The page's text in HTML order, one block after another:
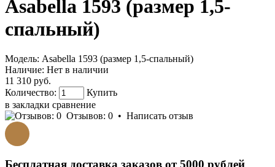
Asabella 1593 (размер 1,5-
спальный)
Модель: Asabella 1593 (размер 1,5-спальный)
Наличие: Нет в наличии
11 310 руб.
Количество:
Купить
в закладки сравнение
Отзывов: 0 • Написать отзыв
Бесплатная доставка заказов от 5000 рублей